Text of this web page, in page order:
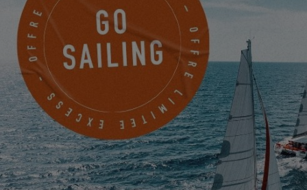
Je souhaite être tenu informé des actualités, évènements et
offres d'EXCESS par voie électronique.
Friendly Captcha
Le traitement de votre demande nécessite le transfert des